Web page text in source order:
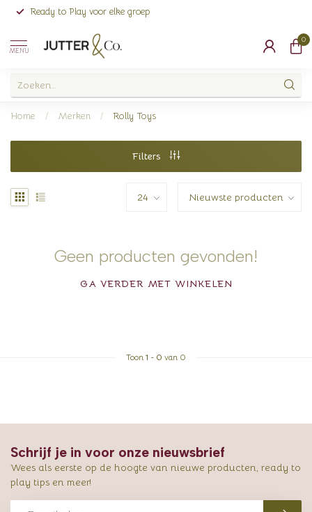
Ready to Play voor elke groep
MENU
0
Home / Merken / Rolly Toys
Filters
Geen producten gevonden!
GA VERDER MET WINKELEN
Toon 1 - 0 van 0
Schrijf je in voor onze nieuwsbrief
Wees als eerste op de hoogte van nieuwe producten, ready to
play tips en meer!